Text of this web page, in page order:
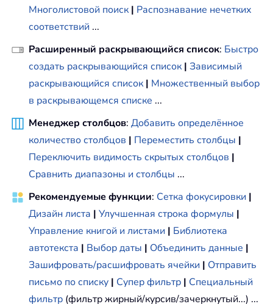
Многолистовой поиск | Распознавание нечетких
соответствий ...
Расширенный раскрывающийся список: Быстро
создать раскрывающийся список | Зависимый
раскрывающийся список | Множественный выбор
в раскрывающемся списке ...
Менеджер столбцов: Добавить определённое
количество столбцов | Переместить столбцы |
Переключить видимость скрытых столбцов |
Сравнить диапазоны и столбцы ...
Рекомендуемые функции: Сетка фокусировки |
Дизайн листа | Улучшенная строка формулы |
Управление книгой и листами | Библиотека
автотекста | Выбор даты | Объединить данные |
Зашифровать/расшифровать ячейки | Отправить
письмо по списку | Супер фильтр | Специальный
фильтр (фильтр жирный/курсив/зачеркнутый...) ...